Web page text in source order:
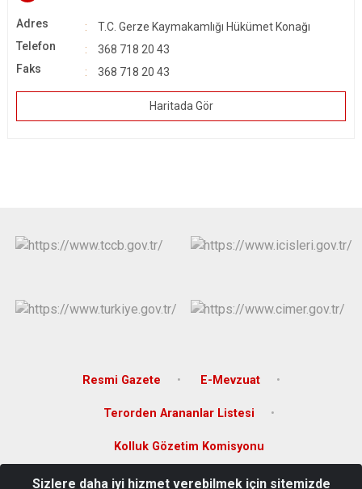
Adres
T.C. Gerze Kaymakamlığı Hükümet Konağı
Telefon
368 718 20 43
Faks
368 718 20 43
Haritada Gör
Resmi Gazete E-Mevzuat
Terorden Arananlar Listesi
Kolluk Gözetim Komisyonu
Sizlere daha iyi hizmet verebilmek için sitemizde